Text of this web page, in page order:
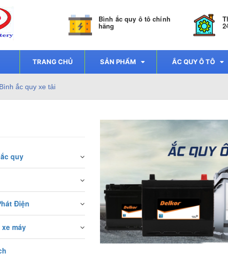
Bình ắc quy ô tô chính
hãng
TRANG CHỦ SẢN PHẨM ẮC QUY Ô TÔ
Bình ắc quy xe tải
quy
Điện
máy